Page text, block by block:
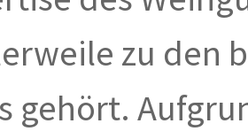
zu den
gehört.